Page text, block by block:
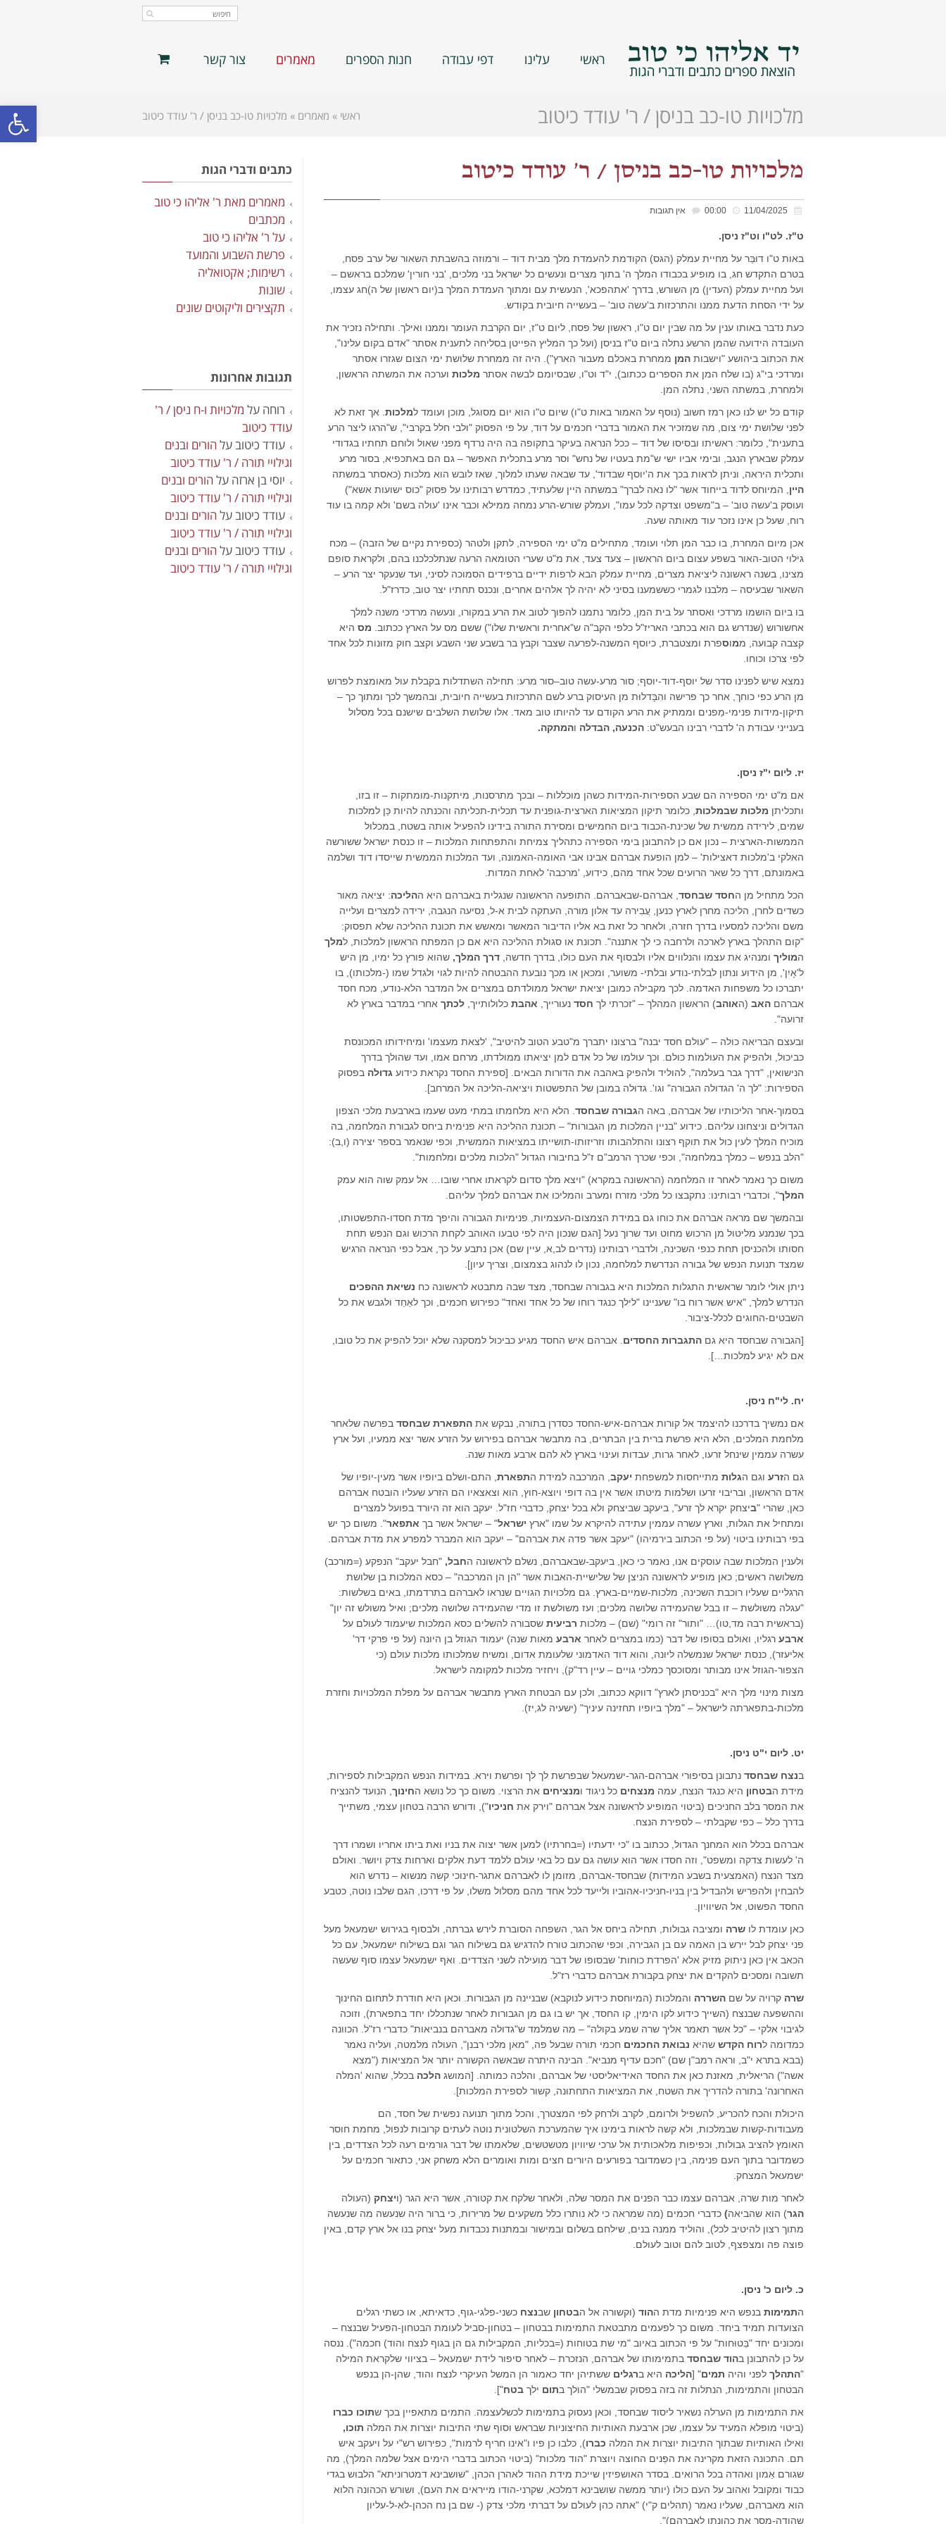
פתח
ראשי עלינו דפי עבודה חנות הספרים מאמרים צור קשר
מלכויות טו-כב בניסן / ר' עודד כיטוב ראשי » מאמרים » מלכויות טו-כב בניסן / ר' עודד כיטוב
מלכויות טו-כב בניסן / ר' עודד כיטוב
אין תגובות
ט"ז. לט"ו וט"ז ניסן.
באות ט"ו דוּבַּר על מחיית עמלק (הגס) הקודמת להעמדת מלך מבית דוד – ורמוזה בהשבתת השאור של ערב פסח,
בטרם התקדש חג, בו מופיע בכבודו המלך ה' בתוך מצרים ונעשים כל ישראל בני מלכים, 'בני חורין' שמלכם בראשם –
ועל מחיית עמלק (העדין) מן השורש, בדרך 'אתהפכא', הנעשית עִם ומתוך העמדת המלך ב(יום ראשון של ה)חג עצמו,
על ידי הסחת הדעת ממנו והתרכזות ב'עשה טוב' – בעשייה חיובית בקודש.
כעת נדבר באותו ענין על מה שבין יום ט"ו, ראשון של פסח, ליום ט"ז, יום הקרבת העומר וממנו ואילך. ותחילה נזכיר את
העובדה הידועה שהמן הרשע נתלה ביום ט"ז בניסן (ועל כך המליץ הפייטן בסליחה לתענית אסתר "אדם בקום עלינו",
את הכתוב ביהושע "וישבות המן ממחרת באכלם מעבור הארץ"). היה זה ממחרת שלושת ימי הצום שגזרו אסתר
ומרדכי בי"ג (בו שלח המן את הספרים ככתוב), י"ד וט"ו, שבסיומם לבשה אסתר מלכות וערכה את המשתה הראשון,
ולמחרת, במשתה השני, נתלה המן.
קודם כל יש לנו כאן רמז חשוב (נוסף על האמור באות ט"ו) שיום ט"ו הוא יום מסוגל, מוכן ועומד למלכות . אך זאת לא
לפני שלושת ימי צום, מה שמזכיר את האמור בדברי חכמים על דוד, על פי הפסוק "ולבי חלל בקרבי", ש"הרגו ליצר הרע
בתענית", כלומר: ראשיתו ובסיסו של דוד – ככל הנראה בעיקר בתקופה בה היה נרדף מפני שאול ולוחם תחתיו בגדודי
עמלק שבארץ הנגב, ובימי אביו ישי ש"מת בעטיו של נחש" וסר מרע בתכלית האפשר – גם הם באתכפיא, בסור מרע
ותכלית היראה, וניתן לראות בכך את ה'יוסף שבדוד', עד שבאה שעתו למלוך, שאז לובש הוא מלכות (כאסתר במשתה
היין , המיוחס לדוד בייחוד אשר "לו נאה לברך" במשתה היין שלעתיד, כמדרש רבותינו על פסוק "כוס ישועות אשא")
ועוסק ב'עשה טוב' – ב"משפט וצדקה לכל עמו", ועמלק שורש-הרע נמחה ממילא וכבר אינו 'עולה בשם' ולא קמה בו עוד
רוח, שעל כן אינו נזכר עוד מאותה שעה.
אכן מיום המחרת, בו כבר המן תלוי ועומד, מתחילים מ"ט ימי הספירה, לתקן ולטהר (כספירת נקיים של הזבה) – מכח
גילוי הטוב-האור בשפע עצום ביום הראשון – צעד צעד, את מ"ט שערי הטומאה הרעה שנתלכלכנו בהם, ולקראת סופם
מצינו, בשנה ראשונה ליציאת מצרים, מחיית עמלק הבא לרפות ידיים ברפידים הסמוכה לסיני, ועד שנעקר יצר הרע –
השאור שבעיסה – מלבנו לגמרי כששמענו בסיני לא יהיה לך אלהים אחרים, ונכנס תחתיו יצר טוב, כדרז"ל.
בו ביום הושמו מרדכי ואסתר על בית המן, כלומר נתמנו להפוך לטוב את הרע במקורו, ונעשה מרדכי משנה למלך
אחשורוש (שנדרש גם הוא בכתבי האריז"ל כלפי הקב"ה ש"אחרית וראשית שלו") ששם מס על הארץ ככתוב. מס היא
קצבה קבועה, ממוספרת ומצטברת, כיוסף המשנה-לפרעה שצבר וקבץ בר בשבע שני השבע וקצב חוק מזונות לכל אחד
לפי צרכו וכוחו.
נמצא שיש לפנינו סדר של יוסף-דוד-יוסף; סור מרע-עשה טוב–סור מרע: תחילה השתדלות בקבלת עול מאומצת לפרוש
מן הרע כפי כוחך, אחר כך פרישה והִבָּדלוּת מן העיסוק ברע לשם התרכזות בעשייה חיובית, ובהמשך לכך ומתוך כך –
תיקון-מידות פנימי-מַפנים וממתיק את הרע הקודם עד להיותו טוב מאד. אלו שלושת השלבים שישנם בכל מסלול
בענייני עבודת ה' לדברי רבינו הבעש"ט: הכנעה, הבדלה והמתקה.
יז. ליום י"ז ניסן.
אם מ"ט ימי הספירה הם שבע הספירות-המידות כשהן מוכללות – ובכך מתרסנות, מיתקנות-מומתקות – זו בזו,
ותכליתן מלכות שבמלכות , כלומר תיקון המציאות הארצית-גופנית עד תכלית-תכליתה והכנתה להיות כַּן למלכות
שמים, לירידה ממשית של שכינת-הכבוד ביום החמישים ומסירת התורה בידינו להפעיל אותה בשטח, במכלול
הממשות-הארצית – נכון אם כן להתבונן בימי הספירה כתהליך צמיחת והתפתחות המלכות – זו כנסת ישראל ששורשה
האלקי ב'מלכות דאצילות' – למן הופעת אברהם אבינו אבי האומה-האמונה, ועד המלכות הממשית שייסדו דוד ושלמה
באמונתם, דרך כל שאר הרועים שכל אחד מהם, כידוע, 'מרכבה' לאחת המדות.
הכל מתחיל מן החסד שבחסד , אברהם-שבאברהם. התופעה הראשונה שנגלית באברהם היא ההליכה: יציאה מאור
כשדים לחרן, הליכה מחרן לארץ כנען, עֲבִירה עד אלון מורה, העתקה לבית א-ל, נסיעה הנגבה, ירידה למצרים ועלייה
משם והליכה למסעיו בדרך חזרה, ולאחר כל זאת בא אליו הדיבור המאשר ומאשש את תכונת ההליכה שלא תפסוק:
"קום התהלך בארץ לארכה ולרחבה כי לך אתננה". תכונת או סגולת ההליכה היא אם כן המפתח הראשון למלכות, למלך
המוליך ומנהיג את עצמו והנלווים אליו ולבסוף את העם כולו, בדרך חדשה, דרך המלך, שהוא פורץ כל ימיו, מן היש
ל'אָיִן', מן הידוע ונתון לבלתי-נודע ובלתי- משוער, ומכאן או מכך נובעת ההבטחה להיות לגוי ולגדל שמו (-מלכותו), בו
יתברכו כל משפחות האדמה. לכך מקבילה כמובן יציאת ישראל ממולדתם במצרים אל המדבר הלא-נודע, מכח חסד
אברהם האב (האוהב) הראשון המהלך – "זכרתי לך חסד נעורייך, אהבת כלולותייך, לכתך אחרי במדבר בארץ לא
זרועה".
ובעצם הבריאה כולה – "עולם חסד יבנה" ברצונו יתברך מ"טבע הטוב להיטיב", 'לצאת מעצמו' ומיחידותו המכונסת
כביכול, ולהפיק את העולמות כולם. וכך עולמו של כל אדם למן יציאתו ממולדתו, מרחם אמו, ועד שהולך בדרך
הנישואין, "דרך גבר בעלמה", להוליד ולהפיק באהבה את הדורות הבאים. [ספירת החסד נקראת כידוע גדוּלה בפסוק
הספירות: "לך ה' הגדולה הגבורה" וגו'. גדוּלה במובן של התפשטות ויציאה-הליכה אל המרחב].
בסמוך-אחר הליכותיו של אברהם, באה הגבורה שבחסד . הלא היא מלחמתו במתי מעט שעמו בארבעת מלכי הצפון
הגדולים וניצחונו עליהם. כידוע "בניין המלכות מן הגבורות" – תכונת ההליכה היא פנימית ביחס לגבורת המלחמה, בה
מוכיח המלך לעין כול את תוקף רצונו והתלהבותו וזריזותו-תושייתו במציאות הממשית, וכפי שנאמר בספר יצירה (ו,ב):
"הלב בנפש – כמלך במלחמה", וכפי שכרך הרמב"ם ז"ל בחיבורו הגדול "הלכות מלכים ומלחמות".
משום כך נאמר לאחר זו המלחמה (הראשונה במקרא) "ויצא מלך סדום לקראתו אחרי שובו… אל עמק שוה הוא עמק
המלך", וכדברי רבותינו: נתקבצו כל מלכי מזרח ומערב והמליכו את אברהם למלך עליהם.
ובהמשך שם מראה אברהם את כוחו גם במידת הצמצום-העצמיות, פנימיות הגבורה והיפך מדת חסדו-התפשטותו,
בכך שנמנע מליטול מן הרכוש מחוט ועד שרוך נעל [הגם שנכון היה לפי טבעו האוהב לקחת הרכוש וגם הנפש תחת
חסותו ולהכניסן תחת כנפי השכינה, ולדברי רבותינו (נדרים לב,א, עיין שם) אכן נתבע על כך, אבל כפי הנראה הרגיש
שמצד תנועת הנפש של גבורה הנדרשת למלחמה, נכון לו לנהוג בצמצום, וצריך עיון].
ניתן אולי לומר שראשית התגלות המלכות היא בגבורה שבחסד, מצד שבה מתבטא לראשונה כח נשיאת ההפכים
הנדרש למלך, "איש אשר רוח בו" שעניינו "לילך כנגד רוחו של כל אחד ואחד" כפירוש חכמים, וכך לאַחֵד ולגבש את כל
השבטים-החוגים לכלל-ציבור.
[הגבורה שבחסד היא גם התגברות החסדים . אברהם איש החסד מגיע כביכול למסקנה שלא יוכל להפיק את כל טובו,
אם לא יגיע למלכות…].
יח. לי"ח ניסן.
אם נמשיך בדרכנו להיצמד אל קורות אברהם-איש-החסד כסדרן בתורה, נבקש את התפארת שבחסד בפרשה שלאחר
מלחמת המלכים, הלא היא פרשת ברית בין הבתרים, בה מתבשר אברהם בפירוש על הזרע אשר יצא ממעיו, ועל ארץ
עשרה עממין שינחל זרעו, לאחר גרות, עבדות ועינוי בארץ לא להם ארבע מאות שנה.
גם הזרע וגם הגלות מתייחסות למשפחת יעקב , המרכבה למידת התפארת , התם-ושלם ביופיו אשר מעין-יופיו של
אדם הראשון, ובריבוי זרעו ושלמות מיטתו אשר אין בה דופי ויוצא-חוץ, הוא וצאצאיו הם הזרע שעליו הובטח אברהם
כאן, שהרי "ביצחק יקרא לך זרע", ביעקב שביצחק ולא בכל יצחק, כדברי חז"ל. יעקב הוא זה היורד בפועל למצרים
ומתחיל את הגלות, וארץ עשרה עממין עתידה להיקרא על שמו "ארץ ישראל" – ישראל אשר בך אתפאר". משום כך יש
בפי רבותינו ביטוי (על פי הכתוב בירמיהו) "יעקב אשר פדה את אברהם" – יעקב הוא המברר למפרע את מדת אברהם.
ולענין המלכות שבה עוסקים אנו, נאמר כי כאן, ביעקב-שבאברהם, נשלם לראשונה החבל, "חבל יעקב" הנפקע (=מורכב)
משלושה ראשים; כאן מופיע לראשונה הניצן של שלישיית-האבות אשר "הן הן המרכבה" – כסא המלכות בן שלושת
הרגליים שעליו רוכבת השכינה, מלכות-שמיים-בארץ. גם מלכויות הגויים שנראו לאברהם בתרדמתו, באים בשלשות:
"עגלה משולשת – זו בבל שהעמידה שלושה מלכים; ועז משולשת זו מדי שהעמידה שלושה מלכים; ואיל משולש זה יון"
(בראשית רבה מד,טו)… "ותור" זה רומי" (שם) – מלכות רביעית שסבורה להשלים כסא המלכות שיעמוד לעולם על
ארבע רגליו, ואולם בסופו של דבר (כמו במצרים לאחר ארבע מאות שנה) יעמוד הגוזל בן היונה (על פי פרקי דר'
אליעזר), כנסת ישראל שנמשלה ליונה, והוא דוד האדמוני שלעומת אדום, ומשיח שמלכותו מלכות עולם (כי
הצפור-הגוזל אינו מבותר ומסוכסך כמלכי גויים – עיין רד"ק), ויחזיר מלכות למקומה לישראל.
מצות מינוי מלך היא "בכניסתן לארץ" דווקא ככתוב, ולכן עם הבטחת הארץ מתבשר אברהם על מפלת המלכויות וחזרת
מלכות-בתפארתה לישראל – "מלך ביופיו תחזינה עיניך" (ישעיה לג,יז).
יט. ליום י"ט ניסן.
בנצח שבחסד נתבונן בסיפורי אברהם-הגר-ישמעאל שבפרשת לך לך ופרשת וירא. במידות הנפש המקבילות לספירות,
מידת הבטחון היא כנגד הנצח, עמה מנצחים כל ניגוד ומנציחים את הרצוי. משום כך כל נושא החינוך , הנועד להנציח
את המסר בלב החניכים (ביטוי המופיע לראשונה אצל אברהם "וירק את חניכיו"), ודורש הרבה בטחון עצמי, משתייך
בדרך כלל – כפי שקבלתי – לספירת הנצח.
אברהם בכלל הוא המחנך הגדול, ככתוב בו "כי ידעתיו (=בחרתיו) למען אשר יצוה את בניו ואת ביתו אחריו ושמרו דרך
ה' לעשות צדקה ומשפט", וזה חסדו אשר הוא עושה גם עם כל באי עולם ללמד דעת אלקים וארחות צדק ויושר. ואולם
מצד הנצח (האמצעית בשבע המידות) שבחסד-אברהם, מזומן לו לאברהם אתגר-חינוכי קשה מנשוא – נדרש הוא
להבחין ולהפריש ולהבדיל בין בניו-חניכיו-אהוביו ולייעד לכל אחד מהם מסלול משלו, על פי דרכו, הגם שלבו נוטה, כטבע
החסד הפשוט, אל השיוויון.
כאן עומדת לו שרה ומציבה גבולות, תחילה ביחס אל הגר, השפחה הסוברת לירש גברתה, ולבסוף בגירוש ישמעאל מעל
פני יצחק לבל יירש בן האמה עם בן הגבירה, וכפי שהכתוב טורח להדגיש גם בשילוח הגר וגם בשילוח ישמעאל, עם כל
הכאב אין כאן ניתוק מזיק אלא 'הפרדת כוחות' שבסופו של דבר מועילה לשני הצדדים. ואף ישמעאל עצמו סוף שעשה
תשובה ומסכים להקדים את יצחק בקבורת אברהם כדברי רז"ל.
שרה קרויה על שם השררה והמלכות (המיוחסת כידוע לנוקבא) שבניינה מן הגבורות. וכאן היא חודרת לתחום החינוך
וההשפעה שבנצח (השייך כידוע לקו הימין, קו החסד, אך יש בו גם מן הגבורות לאחר שנתכללו יחד בתפארת), וזוכה
לגיבוי אלקי – "כל אשר תאמר אליך שרה שמע בקולה" – מה שמלמד ש"גדולה מאברהם בנביאות" כדברי רז"ל. הכוונה
כמדומה לרוח הקדש שהיא נבואת החכמים חכמי תורה שבעל פה, "מאן מלכי רבנן", העולה מלמטה, ועליה נאמר
(בבא בתרא י"ב, וראה רמב"ן שם) "חכם עדיף מנביא". הבינה היתרה שבאשה הקשורה יותר אל המציאות ("מצא
אשה") הריאלית, מאזנת כאן את החסד האידיאליסטי של אברהם, והלכה כמותה. [המושג הלכה בכלל, שהוא 'המלה
האחרונה' בתורה להדריך את השטח, את המציאות התחתונה, קשור לספירת המלכות].
היכולת והכח להכריע, להשפיל ולרומם, לקרב ולרחק לפי המצטרך, והכל מתוך תנועה נפשית של חסד, הם
מעבודות-קשות שבמלכות, ולא קשה לראות בימינו איך שהמערכת השלטונית נוטה לעתים קרובות לנפול, מחמת חוסר
האומץ להציב גבולות, וכפיפות מלאכותית אל ערכי שיוויון מטשטשים, שלאמתו של דבר גורמים רעה לכל הצדדים, בין
כשמדובר בתוך העם פנימה, בין כשמדובר בפורעים היורים חצים ומות ואומרים הלא משחק אני, כתאור חכמים על
ישמעאל המצחק.
לאחר מות שרה, אברהם עצמו כבר הפנים את המסר שלה, ולאחר שלקח את קטורה, אשר היא הגר (ויצחק (העולה
הגר) הוא שהביאה) כדברי חכמים (מה שמראה כי לא נותרו כלל משקעים של מרירות, כי ברור היה שנעשה מה שנעשה
מתוך רצון להיטיב לכל), והוליד ממנה בנים, שילחם בשלום ובמישור ובמתנות נכבדות מעל יצחק בנו אל ארץ קדם, באין
פוצה פה ומצפצף, לטוב להם וטוב לעולם.
כ. ליום כ' ניסן.
התמימות בנפש היא פנימיות מדת ההוד (וקשורה אל הבטחון שבנצח כשני-פלגי-גוף, כדאיתא, או כשתי רגלים
הצועדות תמיד ביחד. משום כך לפעמים מתבטאת התמימות בבטחון – בטחון-סביל לעומת הבטחון-הפעיל שבנצח –
ומכונים יחד "בַּטוּחות" על פי הכתוב באיוב "מי שת בטוחות (=בכליות, המקבילות גם הן בגוף לנצח והוד) חכמה"). ננסה
על כן להתבונן בהוד שבחסד בתמימותו של אברהם, הנזכרת – לאחר סיפור לידת ישמעאל – בציווי שלקראת המילה
"התהלך לפני והיה תמים" [הליכה היא ברגלים ששתיהן יחד כאמור הן המשל העיקרי לנצח והוד, שהן-הן בנפש
הבטחון והתמימות, הנתלות זה בזה בפסוק שבמשלי "הולך בתום ילך בטח"].
את התמימות מן הערלה נשאיר ליסוד שבחסד, וכאן נעסוק בתמימות לכשלעצמה. התמים מתאפיין בכך שתוכו כברו
(ביטוי מופלא המעיד על עצמו, שכן ארבעת האותיות החיצוניות שבראש וסוף שתי התיבות יוצרות את המלה תוכו,
ואילו האותיות שבתוך התיבות יוצרות את המלה כברו), כלבו כן פיו ו"אינו חריף לרמות", כפירוש רש"י על ויעקב איש
תם. התכונה הזאת מקרינה את הפְּנים החוצה ויוצרת "הוד מלכות" (ביטוי הכתוב בדברי הימים אצל שלמה המלך), מה
שגורם אֵמון ואהדה בכל הרואים. בסדר האושפיזין שייכת מידת ההוד לאהרן הכהן, "שושבינא דמטרוניתא" הלבוש בגדי
כבוד ומקובל ואהוב על העם כולו (יותר ממשה שושבינא דמלכא, שקרני-הודו מייראים את העם), ושורש הכהונה הלוא
הוא מאברהם, שעליו נאמר (תהלים ק"י) "אתה כהן לעולם על דברתי מלכי צדק (- שם בן נח הכהן-לא-ל-עליון
שהודה-מסר את כהונתו לאברהם)".
כתבים ודברי הגות
מאמרים מאת ר' אליהו כי טוב
מכתבים
על ר' אליהו כי טוב
פרשת השבוע והמועד
רשימות; אקטואליה
שונות
תקצירים וליקוטים שונים
תגובות אחרונות
רוחה על מלכויות ו-ח ניסן / ר'
עודד כיטוב
עודד כיטובעלהורים ובנים
וגילויי תורה / ר' עודד כיטוב
יוסי בן ארזה עלהורים ובנים
וגילויי תורה / ר' עודד כיטוב
עודד כיטובעלהורים ובנים
וגילויי תורה / ר' עודד כיטוב
עודד כיטובעלהורים ובנים
וגילויי תורה / ר' עודד כיטוב